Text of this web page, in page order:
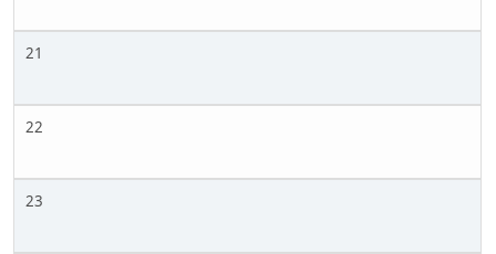
21
22
23